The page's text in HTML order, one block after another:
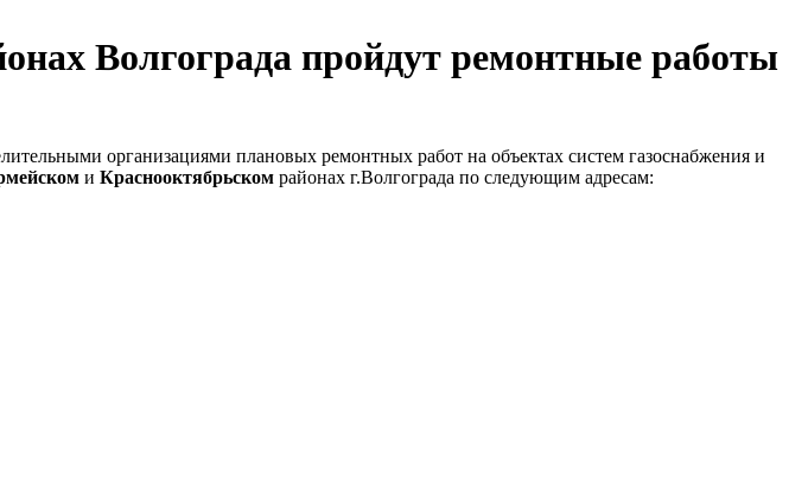
Волгограда пройдут ремонтные работы
организациями плановых ремонтных работ на объектах систем газоснабжения и
и Краснооктябрьском районах г.Волгограда по следующим адресам: